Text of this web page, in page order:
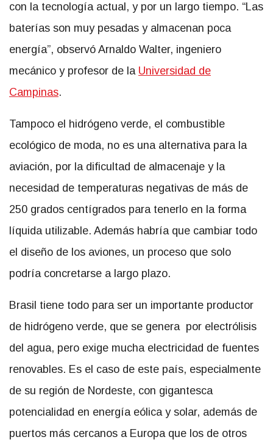
con la tecnología actual, y por un largo tiempo. “Las
baterías son muy pesadas y almacenan poca
energía”, observó Arnaldo Walter, ingeniero
mecánico y profesor de la Universidad de
Campinas.
Tampoco el hidrógeno verde, el combustible
ecológico de moda, no es una alternativa para la
aviación, por la dificultad de almacenaje y la
necesidad de temperaturas negativas de más de
250 grados centígrados para tenerlo en la forma
líquida utilizable. Además habría que cambiar todo
el diseño de los aviones, un proceso que solo
podría concretarse a largo plazo.
Brasil tiene todo para ser un importante productor
de hidrógeno verde, que se genera por electrólisis
del agua, pero exige mucha electricidad de fuentes
renovables. Es el caso de este país, especialmente
de su región de Nordeste, con gigantesca
potencialidad en energía eólica y solar, además de
puertos más cercanos a Europa que los de otros